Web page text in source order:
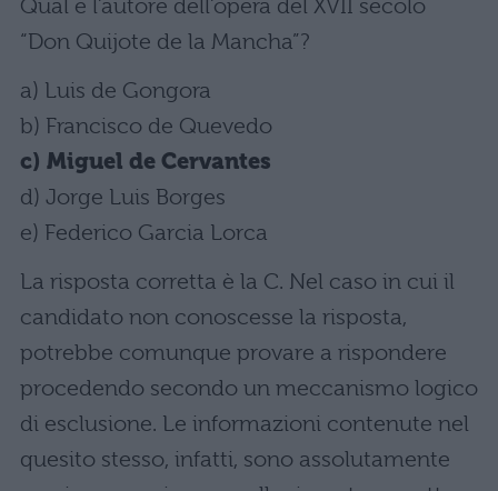
Qual è l’autore dell’opera del XVII secolo
“Don Quijote de la Mancha”?
a) Luis de Gongora
b) Francisco de Quevedo
c) Miguel de Cervantes
d) Jorge Luis Borges
e) Federico Garcia Lorca
La risposta corretta è la C. Nel caso in cui il
candidato non conoscesse la risposta,
potrebbe comunque provare a rispondere
procedendo secondo un meccanismo logico
di esclusione. Le informazioni contenute nel
quesito stesso, infatti, sono assolutamente